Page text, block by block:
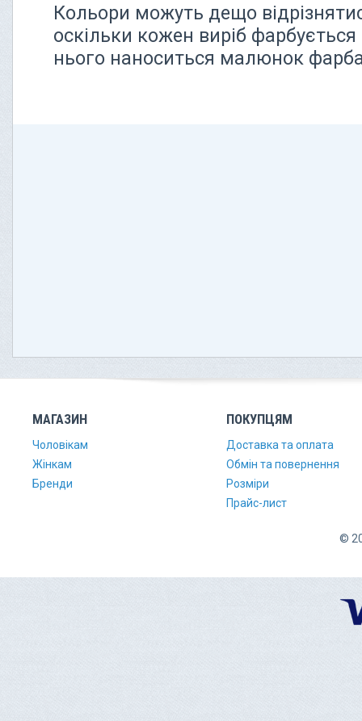
Кольори можуть дещо
оскільки кожен виріб фарбується
нього наноситься малюнок
МАГАЗИН
Чоловікам
Жінкам
Бренди
ПОКУПЦЯМ
Доставка та оплата
Обмін та повернення
Розміри
Прайс-лист
©